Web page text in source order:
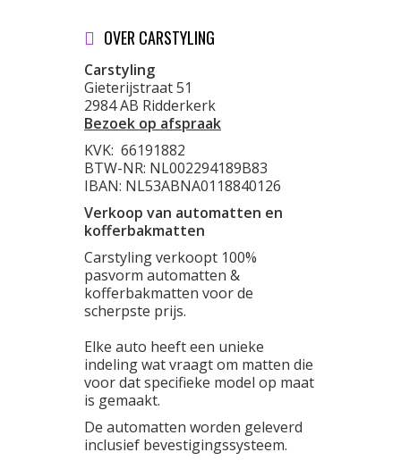
OVER CARSTYLING
Carstyling
Gieterijstraat 51
2984 AB Ridderkerk
Bezoek op afspraak
KVK: 66191882
BTW-NR: NL002294189B83
IBAN: NL53ABNA0118840126
Verkoop van automatten en
kofferbakmatten
Carstyling verkoopt 100%
pasvorm automatten &
kofferbakmatten voor de
scherpste prijs.
Elke auto heeft een unieke
indeling wat vraagt om matten die
voor dat specifieke model op maat
is gemaakt.
De automatten worden geleverd
inclusief bevestigingssysteem.